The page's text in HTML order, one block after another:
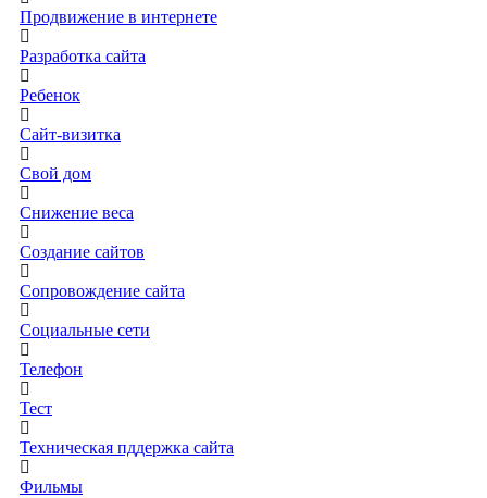
Продвижение в интернете
Разработка сайта
Ребенок
Сайт-визитка
Свой дом
Снижение веса
Создание сайтов
Сопровождение сайта
Социальные сети
Телефон
Тест
Техническая пддержка сайта
Фильмы